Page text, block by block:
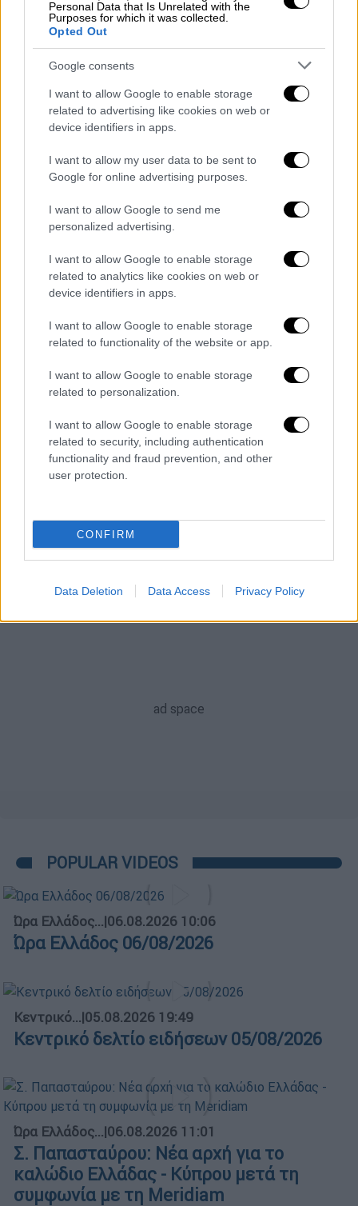
Personal Data that Is Unrelated with the
Purposes for which it was collected.
Opted Out
Google consents
I want to allow Google to enable storage
related to advertising like cookies on web or
device identifiers in apps.
I want to allow my user data to be sent to
Google for online advertising purposes.
I want to allow Google to send me
personalized advertising.
I want to allow Google to enable storage
related to analytics like cookies on web or
device identifiers in apps.
I want to allow Google to enable storage
related to functionality of the website or app.
I want to allow Google to enable storage
related to personalization.
I want to allow Google to enable storage
related to security, including authentication
functionality and fraud prevention, and other
user protection.
CONFIRM
Data Deletion Data Access Privacy Policy
Ταπείνωση ή συμφωνία; Τα έξι σενάρια
για την κυβέρνηση Μέι
«Εάν απορριφθεί η συμφωνία αποχώρησης
από την Ε.Ε., αυτό θα μπορούσε να
προκαλέσει ψήφο δυσπιστίας, εκλογές ή
δημοψήφισμα», αναφέρει ο Guardian
ειδήσεις τώρα
Βρετανία
Βουλή των Κοινοτήτων
ΟΠΕΚΕΠΕ
δικογραφία
POPULAR VIDEOS
Ώρα Ελλάδος...|06.08.2026 10:06
Ώρα Ελλάδος 06/08/2026
Κεντρικό...|05.08.2026 19:49
Κεντρικό δελτίο ειδήσεων 05/08/2026
Ώρα Ελλάδος...|06.08.2026 11:01
Σ. Παπασταύρου: Νέα αρχή για το
καλώδιο Ελλάδας - Κύπρου μετά τη
συμφωνία με τη Meridiam